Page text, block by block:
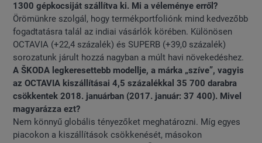
1300 gépkocsiját szállítva ki. Mi a véleménye erről?
Örömünkre szolgál, hogy termékportfoliónk mind kedvezőbb
fogadtatásra talál az indiai vásárlók körében. Különösen
OCTAVIA (+22,4 százalék) és SUPERB (+39,0 százalék)
sorozatunk járult hozzá nagyban a múlt havi növekedéshez.
A ŠKODA legkeresettebb modellje, a márka „szíve”, vagyis
az OCTAVIA kiszállításai 4,5 százalékkal 35 700 darabra
csökkentek 2018. januárban (2017. január: 37 400). Mivel
magyarázza ezt?
Nem könnyű globális tényezőket meghatározni. Míg egyes
piacokon a kiszállítások csökkenését, másokon